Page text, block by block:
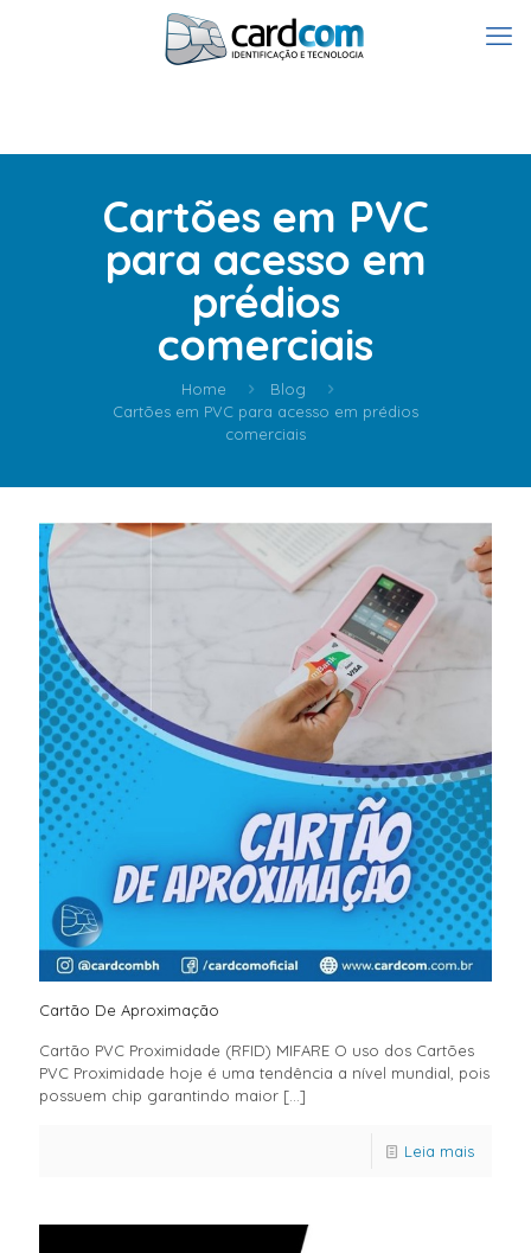
Cartões em PVC
para acesso em
prédios
comerciais
Home
Blog
Cartões em PVC para acesso em prédios
comerciais
Cartão De Aproximação
Cartão PVC Proximidade (RFID) MIFARE O uso dos Cartões
PVC Proximidade hoje é uma tendência a nível mundial, pois
possuem chip garantindo maior […]
Leia mais